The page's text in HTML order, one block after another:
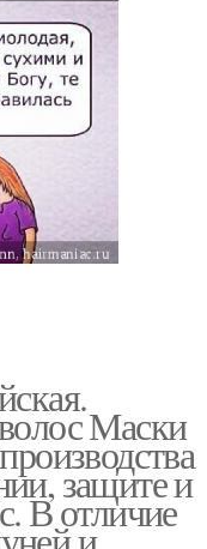
Маски
защите и
В отличие